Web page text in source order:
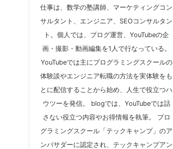
仕事は、数学の塾講師、マーケティングコン
サルタント、エンジニア、SEOコンサルタン
ト。個人では、ブログ運営、YouTubeの企
画・撮影・動画編集を1人で行なっている。
YouTubeでは主にプログラミングスクールの
体験談やエンジニア転職の方法を実体験をも
とに配信することから始め、人生で役立つハ
ウツーを発信。 blogでは、YouTubeでは話
さない役立つ内容やお得情報を執筆。 プロ
グラミングスクール「テックキャンプ」のア
ンバサダーに認定され、テックキャンプアン